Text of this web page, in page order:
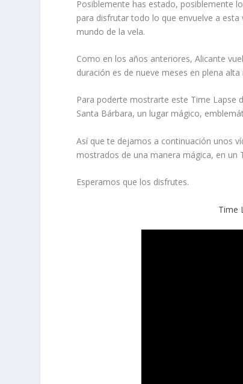
Posiblemente has estado, posiblemente
para disfrutar todo lo que envuelve a
mundo de la vela.
Como en los años anteriores, Alicante
duración es de nueve meses en plena
Para poderte mostrarte este Time Lapse
Santa Bárbara, un lugar mágico,
Así que te dejamos a continuación unos
mostrados de una manera mágica, en un
Esperamos que los disfrutes.
Time